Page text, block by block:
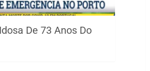
De 73 Anos Do